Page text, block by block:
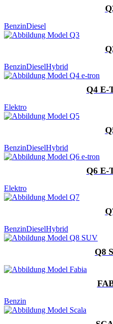
BenzinDiesel
BenzinDieselHybrid
Q4 E-
Elektro
BenzinDieselHybrid
Q6 E-
Elektro
BenzinDieselHybrid
Q8
Benzin